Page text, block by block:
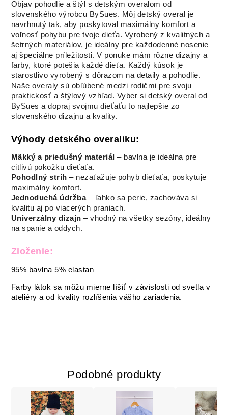
Objav pohodlie a štýl s detským overalom od
slovenského výrobcu BySues. Môj detský overal je
navrhnutý tak, aby poskytoval maximálny komfort a
voľnosť pohybu pre tvoje dieťa. Vyrobený z kvalitných a
šetrných materiálov, je ideálny pre každodenné nosenie
aj špeciálne príležitosti. V ponuke mám rôzne dizajny a
farby, ktoré potešia každé dieťa. Každý kúsok je
starostlivo vyrobený s dôrazom na detaily a pohodlie.
Naše overaly sú obľúbené medzi rodičmi pre svoju
praktickosť a štýlový vzhľad. Vyber si detský overal od
BySues a dopraj svojmu dieťaťu to najlepšie zo
slovenského dizajnu a kvality.
Výhody detského overaliku:
Mäkký a priedušný materiál – bavlna je ideálna pre
citlivú pokožku dieťaťa.
Pohodlný strih – nezaťažuje pohyb dieťaťa, poskytuje
maximálny komfort.
Jednoduchá údržba– ľahko sa perie, zachováva si
kvalitu aj po viacerých praniach.
Univerzálny dizajn – vhodný na všetky sezóny, ideálny
na spanie a oddych.
Zloženie:
95% bavlna 5% elastan
Farby látok sa môžu mierne líšiť v závislosti od svetla v
ateliéry a od kvality rozlíšenia vášho zariadenia.
Podobné produkty